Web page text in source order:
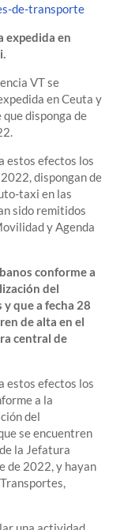
de-transporte
expedida en
VT se
en Ceuta y
disponga de
estos efectos los
dispongan de
taxi en las
sido remitidos
y Agenda
conforme a
del
que a fecha 28
de alta en el
central de
estos efectos los
a la
del
se encuentren
la Jefatura
de 2022, y hayan